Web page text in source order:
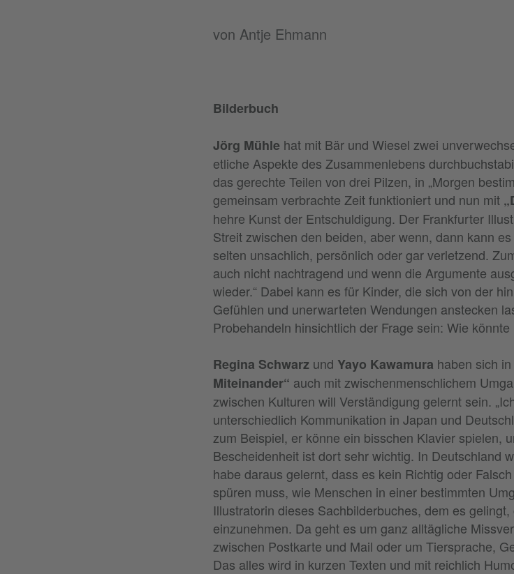
von Antje Ehmann
Bilderbuch
Jörg Mühle hat mit Bär und Wiesel zwei
etliche Aspekte des Zusammenlebens
das gerechte Teilen von drei Pilzen, in „Morgen
gemeinsam verbrachte Zeit funktioniert und nun mit
hehre Kunst der Entschuldigung. Der Frankfurter
Streit zwischen den beiden, aber wenn, dann kann
selten unsachlich, persönlich oder gar verletzend.
auch nicht nachtragend und wenn die Argumente
wieder.“ Dabei kann es für Kinder, die sich von der
Gefühlen und unerwarteten Wendungen anstecken
Probehandeln hinsichtlich der Frage sein: Wie
Regina Schwarz und Yayo Kawamura haben sich in
Miteinander“ auch mit zwischenmenschlichem
zwischen Kulturen will Verständigung gelernt sein.
unterschiedlich Kommunikation in Japan und
zum Beispiel, er könne ein bisschen Klavier spielen,
Bescheidenheit ist dort sehr wichtig. In Deutschland
habe daraus gelernt, dass es kein Richtig oder
spüren muss, wie Menschen in einer bestimmten
Illustratorin dieses Sachbilderbuches, dem es
einzunehmen. Da geht es um ganz alltägliche
zwischen Postkarte und Mail oder um Tiersprache,
Das alles wird in kurzen Texten und mit reichlich